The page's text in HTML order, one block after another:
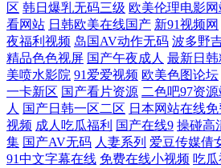
品 青娱乐91伦理 四虎亚洲精品 伊人五月大香
aipapa 福利社性交A片 青青青国产在线 操操
利在线 人妖伪娘在线视频 午夜色影院 91新人
另类天天 日本淫乱人妻 深夜影院深a 91黑丝
区 韩日爆乳无码三级 欧美伦理电影网
看网站 日韩欧美在线国产 新91视频网
夜福利视频 岛国AV动作无码 波多野
精品色色视屏 国产午夜成人 最新日韩
美喷水影院 91爱爱视频 欧美色图论坛
一卡新区 国产看片资源 二色吧97资
人 国产日韩一区二区 日本网站在线
视频 成人吃瓜福利 国产在线9 操碰高
集 国产AV无码 人妻系列 爱豆传媒倩
91中文字幕在线 免费在线小视频 吃